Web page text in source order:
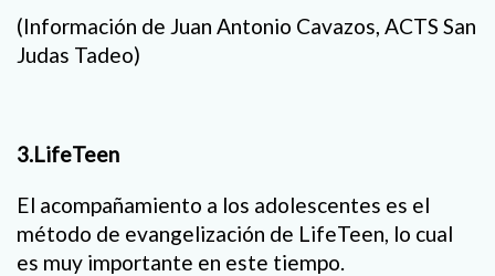
(Información de Juan Antonio Cavazos, ACTS San
Judas Tadeo)
3.LifeTeen
El acompañamiento a los adolescentes es el
método de evangelización de LifeTeen, lo cual
es muy importante en este tiempo.